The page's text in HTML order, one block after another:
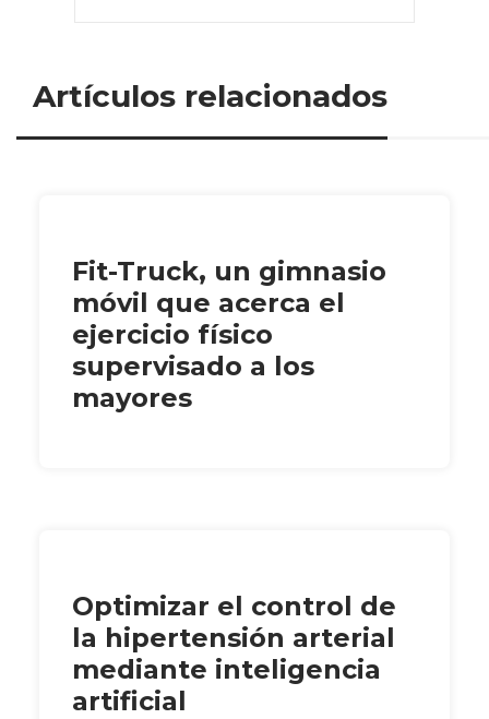
Artículos relacionados
Fit-Truck, un gimnasio
móvil que acerca el
ejercicio físico
supervisado a los
mayores
Optimizar el control de
la hipertensión arterial
mediante inteligencia
artificial